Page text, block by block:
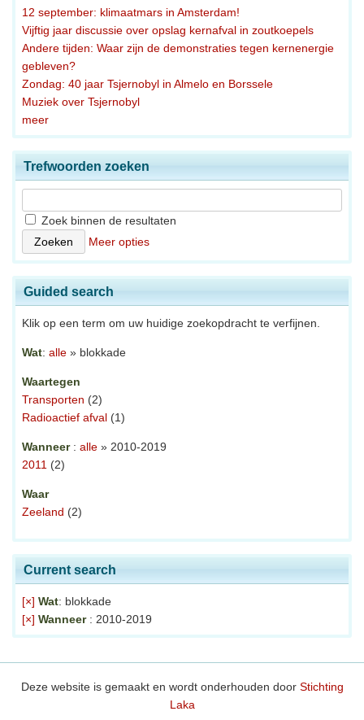
12 september: klimaatmars in Amsterdam!
Vijftig jaar discussie over opslag kernafval in zoutkoepels
Andere tijden: Waar zijn de demonstraties tegen kernenergie
gebleven?
Zondag: 40 jaar Tsjernobyl in Almelo en Borssele
Muziek over Tsjernobyl
meer
Trefwoorden zoeken
Zoek binnen de resultaten
Meer opties
Guided search
Klik op een term om uw huidige zoekopdracht te verfijnen.
Wat: alle » blokkade
Waartegen
Transporten (2)
Radioactief afval (1)
Wanneer : alle » 2010-2019
2011 (2)
Waar
Zeeland (2)
Current search
[×] Wat: blokkade
[×] Wanneer : 2010-2019
Deze website is gemaakt en wordt onderhouden door Stichting
Laka